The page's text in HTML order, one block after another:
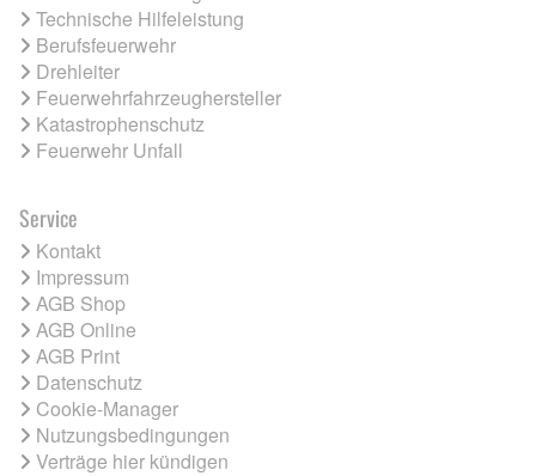
Technische Hilfeleistung
Berufsfeuerwehr
Drehleiter
Feuerwehrfahrzeughersteller
Katastrophenschutz
Feuerwehr Unfall
Service
Kontakt
Impressum
AGB Shop
AGB Online
AGB Print
Datenschutz
Cookie-Manager
Nutzungsbedingungen
Verträge hier kündigen